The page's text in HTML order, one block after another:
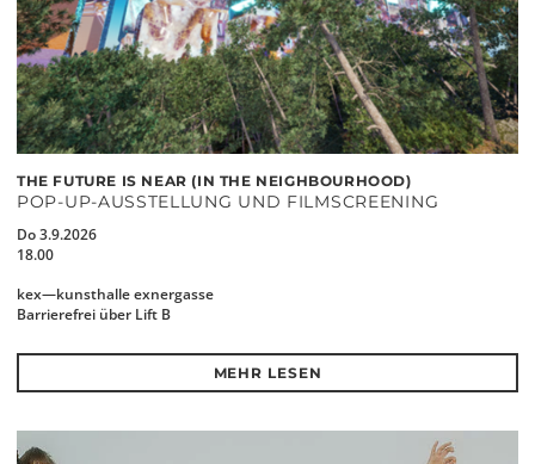
THE FUTURE IS NEAR (IN THE NEIGHBOURHOOD)
POP-UP-AUSSTELLUNG UND FILMSCREENING
Do 3.9.2026
18.00
kex—kunsthalle exnergasse
Barrierefrei über Lift B
MEHR LESEN